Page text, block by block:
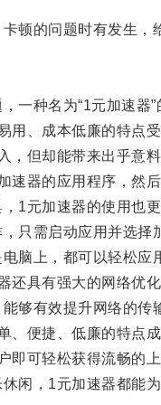
的问题时有发生，
种名为“1元加速器”
、成本低廉的特点受
但却能带来出乎意料
器的应用程序，然后
元加速器的使用也更
需启动应用并选择
上，都可以轻松应
具有强大的网络优化
有效提升网络的传
便捷、低廉的特点成
可轻松获得流畅的上
，1元加速器都能为